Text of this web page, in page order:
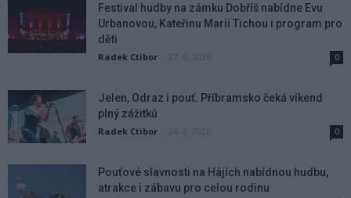
Festival hudby na zámku Dobříš nabídne Evu
Urbanovou, Kateřinu Marii Tichou i program pro
děti
Radek Ctibor 0
Jelen, Odraz i pouť. Příbramsko čeká víkend
plný zážitků
Radek Ctibor 0
Pouťové slavnosti na Hájích nabídnou hudbu,
atrakce i zábavu pro celou rodinu